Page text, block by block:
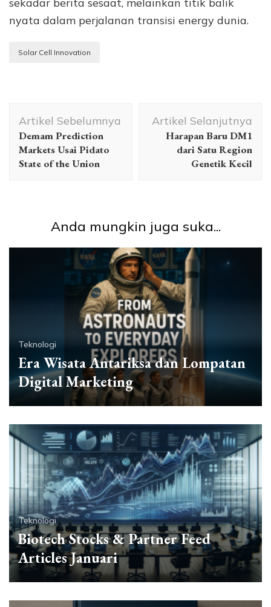
sekadar berita sesaat, melainkan titik balik
nyata dalam perjalanan transisi energy dunia.
Solar Cell Innovation
Artikel
Artikel Sebelumnya
Demam Prediction
Markets Usai Pidato
State of the Union
Artikel Selanjutnya
Harapan Baru DM1
dari Satu Region
Genetik Kecil
Anda mungkin juga suka...
Teknologi
Era Wisata Antariksa dan Lompatan
Digital Marketing
Teknologi
Biotech Stocks & Partner Feed
Articles Januari